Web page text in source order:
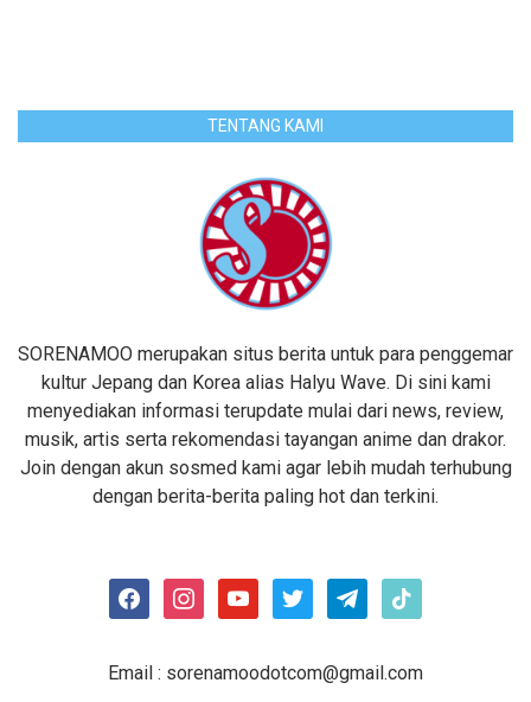
TENTANG KAMI
SORENAMOO merupakan situs berita untuk para penggemar
kultur Jepang dan Korea alias Halyu Wave. Di sini kami
menyediakan informasi terupdate mulai dari news, review,
musik, artis serta rekomendasi tayangan anime dan drakor.
Join dengan akun sosmed kami agar lebih mudah terhubung
dengan berita-berita paling hot dan terkini.
facebookinstagramyoutubetwitter telegramtiktok
Email : sorenamoodotcom@gmail.com